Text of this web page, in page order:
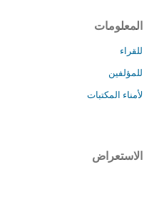
المعلومات
للقراء
للمؤلفين
لأمناء المكتبات
الاستعراض